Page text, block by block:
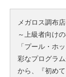
メガロス調布
～上級者向け
「プール・ホ
彩なプログラ
から、『初め